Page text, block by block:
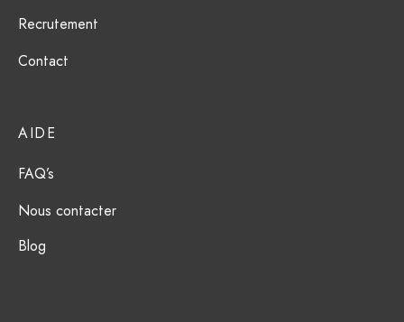
AIDE
FAQ’s
Nous contacter
Blog
Recrutement
Contact